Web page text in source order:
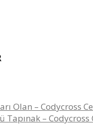
Olan – Codycross
Tapınak – Codycross